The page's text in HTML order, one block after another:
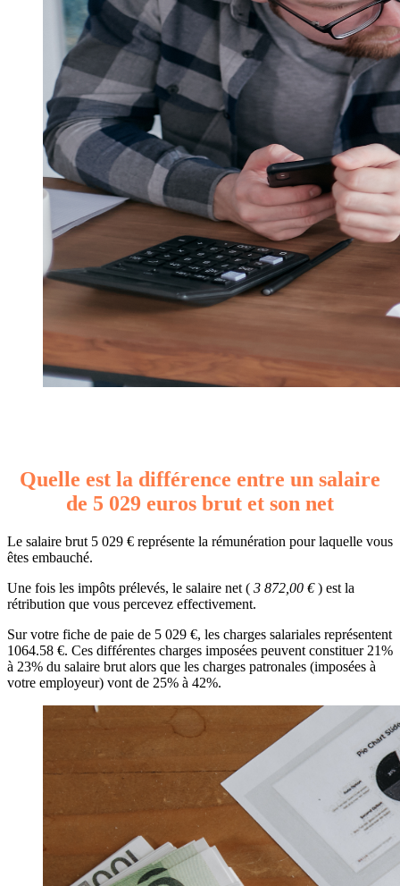
Quelle est la différence entre un salaire
de 5 029 euros brut et son net
Le salaire brut 5 029 € représente la rémunération pour laquelle vous
êtes embauché.
Une fois les impôts prélevés, le salaire net ( 3 872,00 €) est la
rétribution que vous percevez effectivement.
Sur votre fiche de paie de 5 029 €, les charges salariales représentent
1064.58 €. Ces différentes charges imposées peuvent constituer 21%
à 23% du salaire brut alors que les charges patronales (imposées à
votre employeur) vont de 25% à 42%.